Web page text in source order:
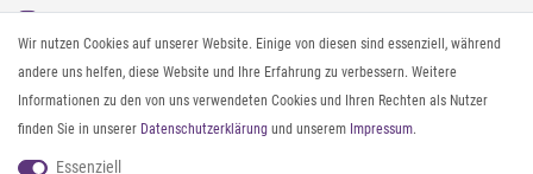
Instagram
Facebook
Pinterest
Twitter
Youtube
Threads
Gürtel messen & kürzen
Sonnenbrillen & UV-Schutz
Textilpflege
Textil- und Material-Guide
Geldbörse richtig organisieren
Wir nutzen Cookies auf unserer Website. Einige von diesen sind essenziell, während
andere uns helfen, diese Website und Ihre Erfahrung zu verbessern. Weitere
Informationen zu den von uns verwendeten Cookies und Ihren Rechten als Nutzer
finden Sie in unserer Daten­schutz­erklärung und unserem Impressum.
Essenziell